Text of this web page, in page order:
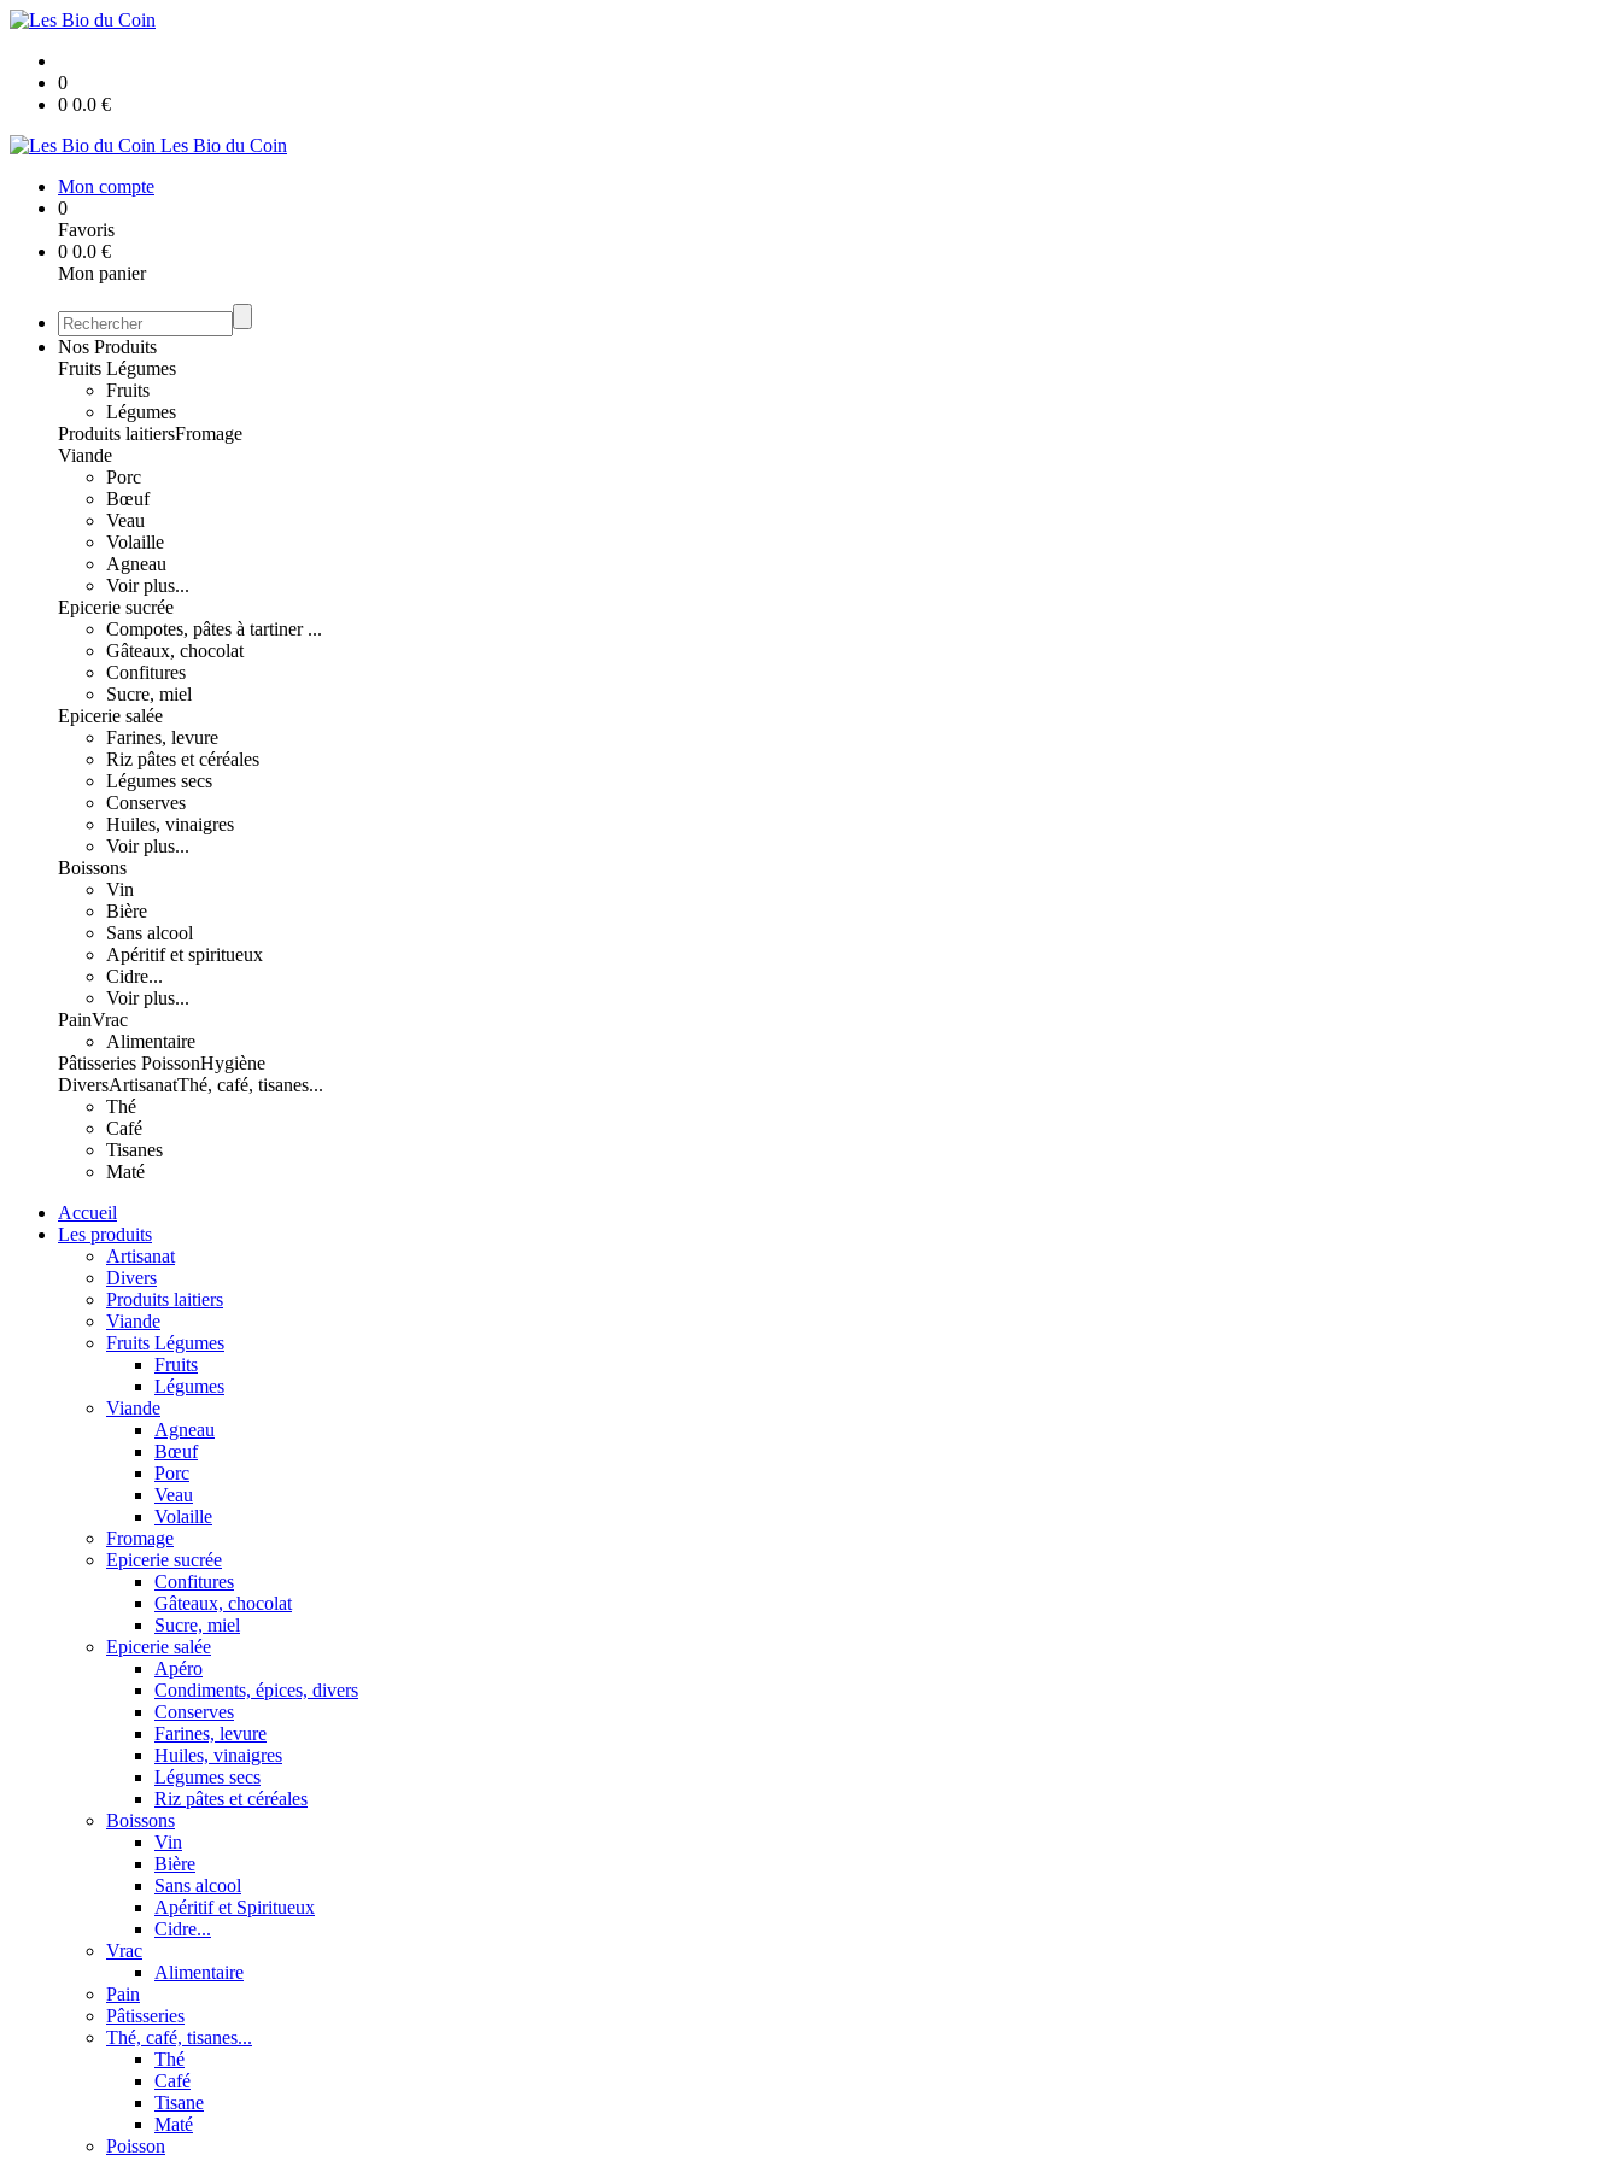
0
0 0.0 €
Les Bio du Coin
Mon compte
0
Favoris
0 0.0 €
Mon panier
Nos Produits
Fruits Légumes
Fruits
Légumes
Produits laitiersFromage
Viande
Porc
Bœuf
Veau
Volaille
Agneau
Voir plus...
Epicerie sucrée
Compotes, pâtes à tartiner ...
Gâteaux, chocolat
Confitures
Sucre, miel
Epicerie salée
Farines, levure
Riz pâtes et céréales
Légumes secs
Conserves
Huiles, vinaigres
Voir plus...
Boissons
Vin
Bière
Sans alcool
Apéritif et spiritueux
Cidre...
Voir plus...
PainVrac
Alimentaire
Pâtisseries PoissonHygiène
DiversArtisanatThé, café, tisanes...
Thé
Café
Tisanes
Maté
Accueil
Les produits
Artisanat
Divers
Produits laitiers
Viande
Fruits Légumes
Fruits
Légumes
Viande
Agneau
Bœuf
Porc
Veau
Volaille
Fromage
Epicerie sucrée
Confitures
Gâteaux, chocolat
Sucre, miel
Epicerie salée
Apéro
Condiments, épices, divers
Conserves
Farines, levure
Huiles, vinaigres
Légumes secs
Riz pâtes et céréales
Boissons
Vin
Bière
Sans alcool
Apéritif et Spiritueux
Cidre...
Vrac
Alimentaire
Pain
Pâtisseries
Thé, café, tisanes...
Thé
Café
Tisane
Maté
Poisson